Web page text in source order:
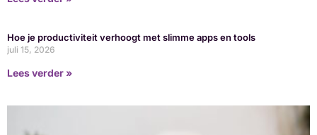
Hoe je productiviteit verhoogt met slimme apps en tools
juli 15, 2026
Lees verder »